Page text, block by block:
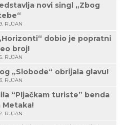
novi singl „Zbog
RUJAN
dobio je popratni
broj!
RUJAN
„Slobode“ obrijala glavu!
RUJAN
“Pljačkam turiste” benda
Metaka!
RUJAN